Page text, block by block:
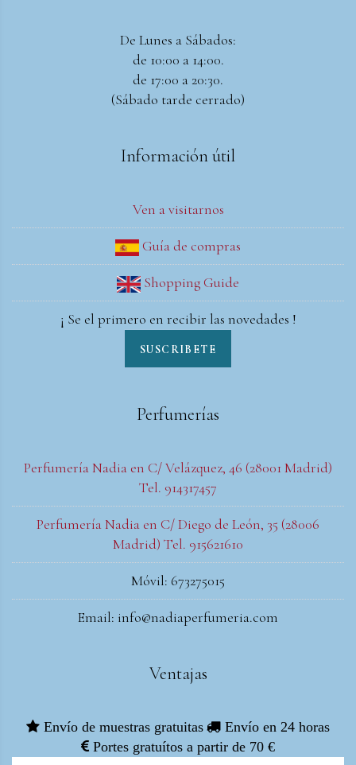
De Lunes a Sábados:
de 10:00 a 14:00.
de 17:00 a 20:30.
(Sábado tarde cerrado)
Información útil
Ven a visitarnos
Guía de compras
Shopping Guide
¡ Se el primero en recibir las novedades !
SUSCRIBETE
Perfumerías
Perfumería Nadia en C/ Velázquez, 46 (28001 Madrid)
Tel. 914317457
Perfumería Nadia en C/ Diego de León, 35 (28006
Madrid) Tel. 915621610
Móvil: 673275015
Email: info@nadiaperfumeria.com
Ventajas
Envío de muestras gratuitas
Envío en 24 horas
Portes gratuítos a partir de 70 €